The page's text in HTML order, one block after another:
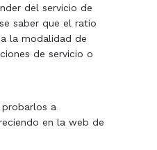
del servicio de
saber que el ratio
la modalidad de
de servicio o
a
en la web de